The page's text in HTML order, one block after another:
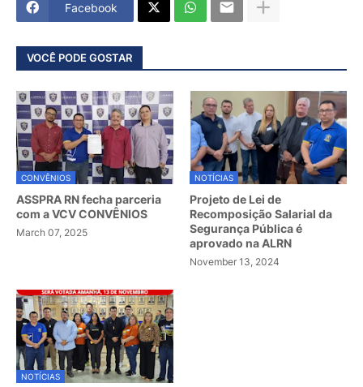
Facebook
VOCÊ PODE GOSTAR
CONVÊNIOS
ASSPRA RN fecha parceria
com a VCV CONVÊNIOS
March 07, 2025
NOTÍCIAS
Projeto de Lei de
Recomposição Salarial da
Segurança Pública é
aprovado na ALRN
November 13, 2024
NOTÍCIAS